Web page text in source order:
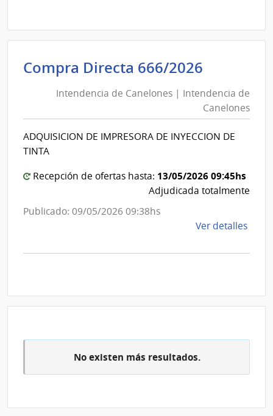
695/
|
Compra Directa 666/2026
|
de
Intendencia de Canelones | Intendencia de
Canelones
ADQUISICION DE IMPRESORA DE INYECCION DE
TINTA
Recepción de ofertas hasta: 13/05/2026 09:45hs
Adjudicada totalmente
Publicado: 09/05/2026 09:38hs
Ver detalles
666/
de
|
No existen más resultados.